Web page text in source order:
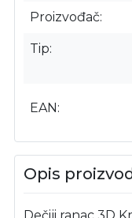
Proizvođač
Tip
EAN
Opis